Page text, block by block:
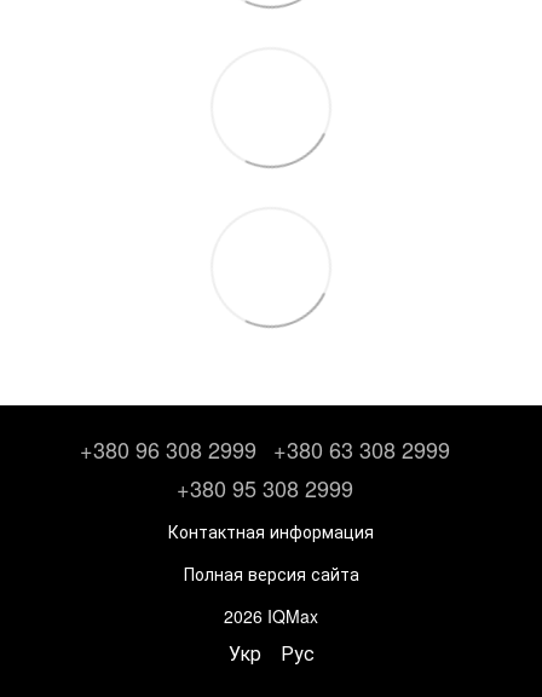
+380 96 308 2999
+380 63 308 2999
+380 95 308 2999
Контактная информация
Полная версия сайта
2026 IQMax
Укр Рус